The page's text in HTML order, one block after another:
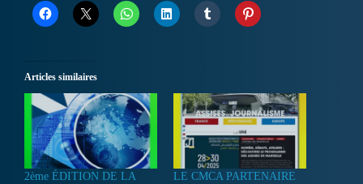
Articles similaires
2ème ÉDITION DE LA
LE CMCA PARTENAIRE